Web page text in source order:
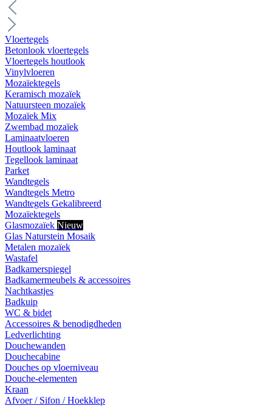
Vloertegels
Betonlook vloertegels
Vloertegels houtlook
Vinylvloeren
Mozaïektegels
Keramisch mozaïek
Natuursteen mozaïek
Mozaïek Mix
Zwembad mozaïek
Laminaatvloeren
Houtlook laminaat
Tegellook laminaat
Parket
Wandtegels
Wandtegels Metro
Wandtegels Gekalibreerd
Mozaïektegels
Glasmozaïek Nieuw
Glas Naturstein Mosaik
Metalen mozaïek
Wastafel
Badkamerspiegel
Badkamermeubels & accessoires
Nachtkastjes
Badkuip
WC & bidet
Accessoires & benodigdheden
Ledverlichting
Douchewanden
Douchecabine
Douches op vloerniveau
Douche-elementen
Kraan
Afvoer / Sifon / Hoekklep